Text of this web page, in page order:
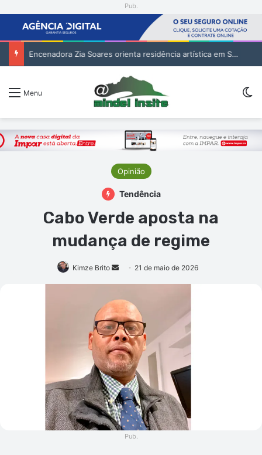
Pub.
Encenadora Zia Soares orienta residência artística em São Vicente
Menu
Opinião
Tendência
Cabo Verde aposta na
mudança de regime
Kimze Brito
Mande
mail
21 de maio de 2026
Pub.